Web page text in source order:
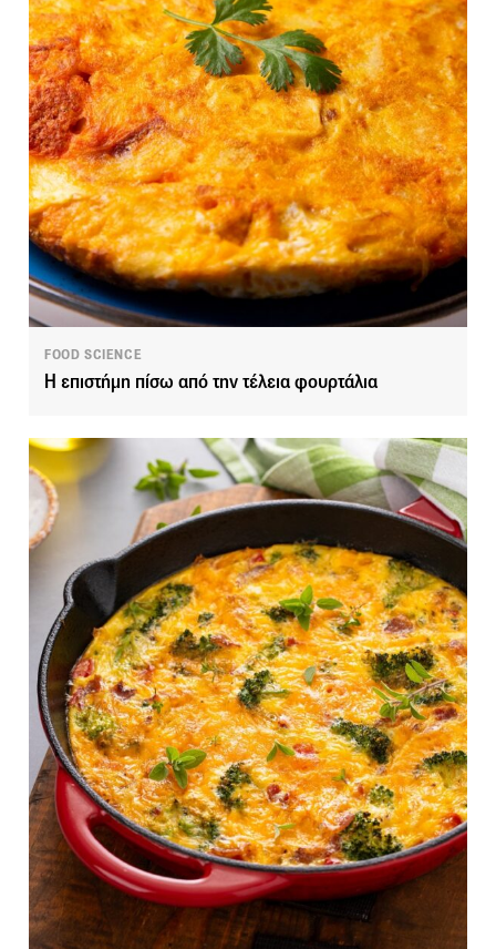
FOOD SCIENCE
Η επιστήμη πίσω από την τέλεια φουρτάλια